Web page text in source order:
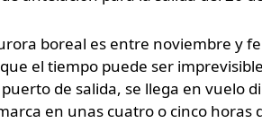
boreal es entre noviembre y
el tiempo puede ser
de salida, se llega en vuelo
en unas cuatro o cinco horas